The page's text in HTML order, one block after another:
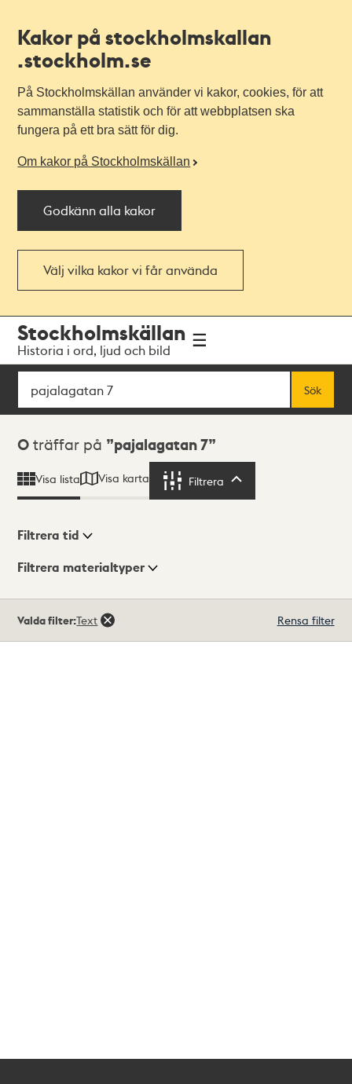
Kakor på stockholmskallan
.stockholm.se
På Stockholmskällan använder vi kakor, cookies, för att
sammanställa statistik och för att webbplatsen ska
fungera på ett bra sätt för dig.
Om kakor på Stockholmskällan
Godkänn alla kakor
Välj vilka kakor vi får använda
navigationen
huvudinnehållet
Stockholmskällan
Historia i ord, ljud och bild
Sök
Sök
Sökresultat
0 träffar på pajalagatan 7
Visa lista Visa karta Filtrera
Visningsläge
Filtrera tid
Filtrera materialtyper
träffar
Valda filter:Text Rensa filter